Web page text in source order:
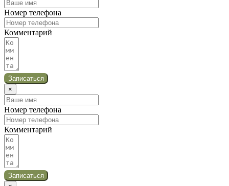
Номер телефона
Комментарий
Записаться
×
Номер телефона
Комментарий
Записаться